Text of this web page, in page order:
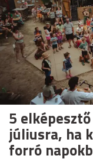
5
júliusra, ha
forró